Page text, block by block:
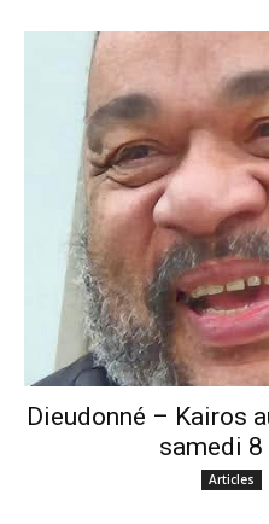
Dieudonné – Kairos
samedi
Articles